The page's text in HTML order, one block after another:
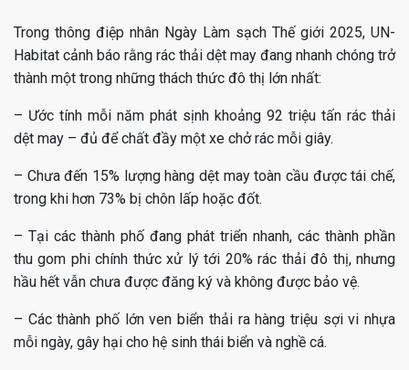
Trong thông điệp nhân Ngày Làm sạch Thế giới 2025, UN-
Habitat cảnh báo rằng rác thải dệt may đang nhanh chóng trở
thành một trong những thách thức đô thị lớn nhất:
– Ước tính mỗi năm phát sịnh khoảng 92 triệu tấn rác thải
dệt may – đủ để chất đầy một xe chở rác mỗi giây.
– Chưa đến 15% lượng hàng dệt may toàn cầu được tái chế,
trong khi hơn 73% bị chôn lấp hoặc đốt.
– Tại các thành phố đang phát triển nhanh, các thành phần
thu gom phi chính thức xử lý tới 20% rác thải đô thị, nhưng
hầu hết vẫn chưa được đăng ký và không được bảo vệ.
– Các thành phố lớn ven biển thải ra hàng triệu sợi vi nhựa
mỗi ngày, gây hại cho hệ sinh thái biển và nghề cá.